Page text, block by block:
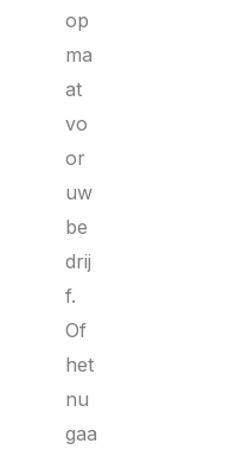
op
ma
at
vo
or
uw
be
drij
f.
Of
het
nu
gaa